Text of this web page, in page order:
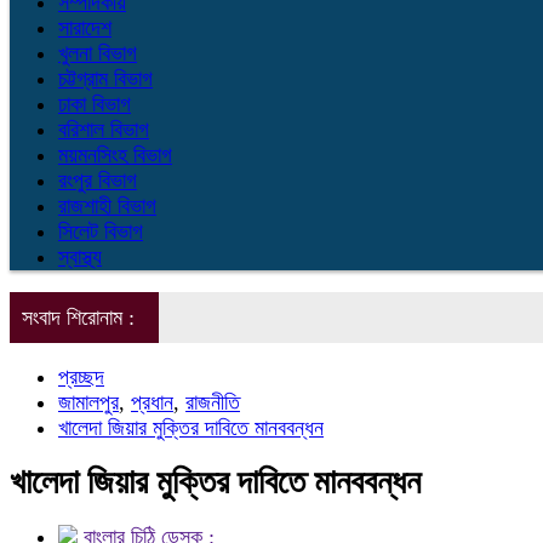
সারাদেশ
খুলনা বিভাগ
চট্টগ্রাম বিভাগ
ঢাকা বিভাগ
বরিশাল বিভাগ
ময়মনসিংহ বিভাগ
রংপুর বিভাগ
রাজশাহী বিভাগ
সিলেট বিভাগ
স্বাস্থ্য
সংবাদ শিরোনাম :
প্রচ্ছদ
জামালপুর, প্রধান, রাজনীতি
খালেদা জিয়ার মুক্তির দাবিতে মানববন্ধন
খালেদা জিয়ার মুক্তির দাবিতে মানববন্ধন
বাংলার চিঠি ডেস্ক :